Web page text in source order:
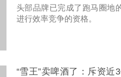
头部品牌已完成了跑马圈地
进行效率竞争的资格。
“雪王”卖啤酒了：斥资近